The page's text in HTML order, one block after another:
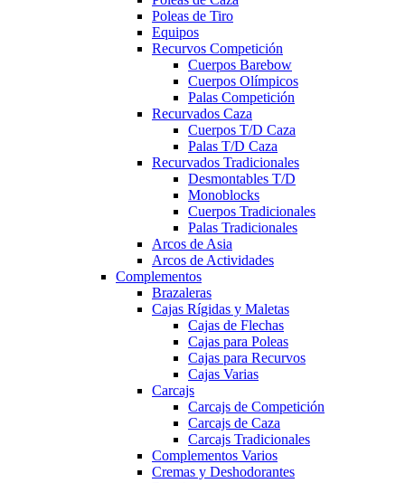
Poleas de Tiro
Equipos
Recurvos Competición
Cuerpos Barebow
Cuerpos Olímpicos
Palas Competición
Recurvados Caza
Cuerpos T/D Caza
Palas T/D Caza
Recurvados Tradicionales
Desmontables T/D
Monoblocks
Cuerpos Tradicionales
Palas Tradicionales
Arcos de Asia
Arcos de Actividades
Complementos
Brazaleras
Cajas Rígidas y Maletas
Cajas de Flechas
Cajas para Poleas
Cajas para Recurvos
Cajas Varias
Carcajs
Carcajs de Competición
Carcajs de Caza
Carcajs Tradicionales
Complementos Varios
Cremas y Deshodorantes